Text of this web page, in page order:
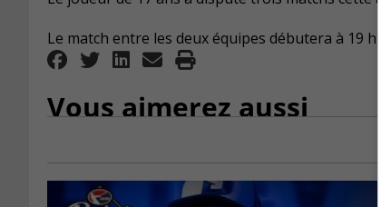
Le match entre les deux équipes débutera à 19 h
Vous aimerez aussi